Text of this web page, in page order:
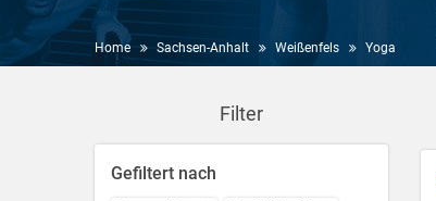
Home Sachsen-Anhalt Weißenfels Yoga
Filter
Gefiltert nach